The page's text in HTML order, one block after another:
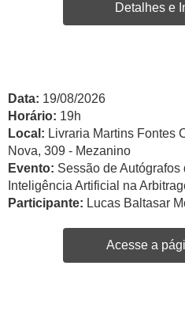
Detalhes e
Data: 19/08/2026
Horário: 19h
Local: Livraria Martins Fontes
Nova, 309 - Mezanino
Evento: Sessão de
Inteligência Artificial na
Participante: Lucas Baltasar
Acesse a